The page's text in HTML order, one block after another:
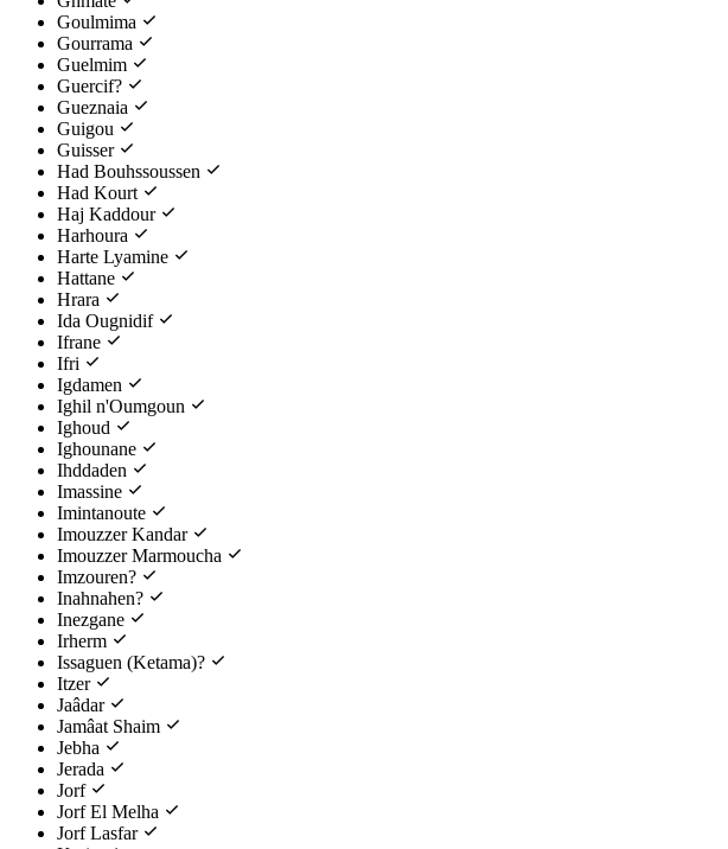
Goulmima
Gourrama
Guelmim
Guercif?
Gueznaia
Guigou
Guisser
Had Bouhssoussen
Had Kourt
Haj Kaddour
Harhoura
Harte Lyamine
Hattane
Hrara
Ida Ougnidif
Ifrane
Ifri
Igdamen
Ighil n'Oumgoun
Ighoud
Ighounane
Ihddaden
Imassine
Imintanoute
Imouzzer Kandar
Imouzzer Marmoucha
Imzouren?
Inahnahen?
Inezgane
Irherm
Issaguen (Ketama)?
Itzer
Jaâdar
Jamâat Shaim
Jebha
Jerada
Jorf
Jorf El Melha
Jorf Lasfar